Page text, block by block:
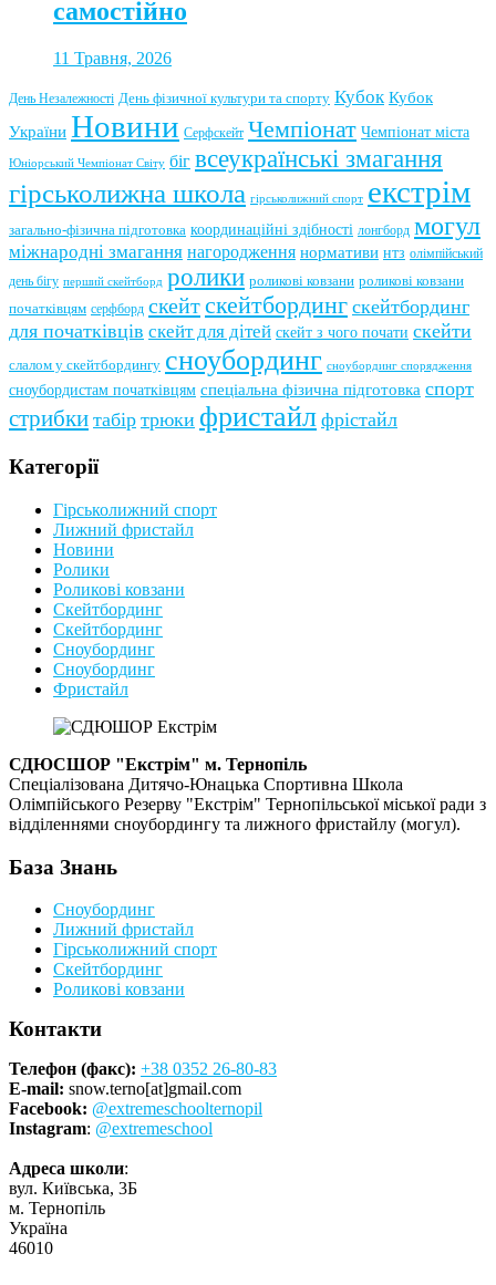
самостійно
11 Травня, 2026
День Незалежності День фізичної культури та спорту Кубок Кубок
України Новини Серфскейт Чемпіонат Чемпіонат міста
Юніорський Чемпіонат Світу біг всеукраїнські змагання
гірськолижна школа гірськолижний спорт екстрім
загально-фізична підготовка координаційні здібності лонгборд могул
міжнародні змагання нагородження нормативи нтз олімпійський
день бігу перший скейтборд ролики роликові ковзани роликові ковзани
початківцям серфборд скейтскейтбординг скейтбординг
для початківців скейт для дітей скейт з чого почати скейти
слалом у скейтбордингу сноубординг сноубординг спорядження
сноубордистам початківцям спеціальна фізична підготовка спорт
стрибки табір трюки фристайл фрістайл
Категорії
Гірськолижний спорт
Лижний фристайл
Новини
Ролики
Роликові ковзани
Скейтбординг
Скейтбординг
Сноубординг
Сноубординг
Фристайл
СДЮСШОР "Екстрім" м. Тернопіль
Спеціалізована Дитячо-Юнацька Спортивна Школа
Олімпійського Резерву "Екстрім" Тернопільської міської ради з
відділеннями сноубордингу та лижного фристайлу (могул).
База Знань
Сноубординг
Лижний фристайл
Гірськолижний спорт
Скейтбординг
Роликові ковзани
Контакти
Телефон (факс): +38 0352 26-80-83
E-mail: snow.terno[at]gmail.com
Facebook: @extremeschoolternopil
Instagram: @extremeschool
Адреса школи:
вул. Київська, 3Б
м. Тернопіль
Україна
46010